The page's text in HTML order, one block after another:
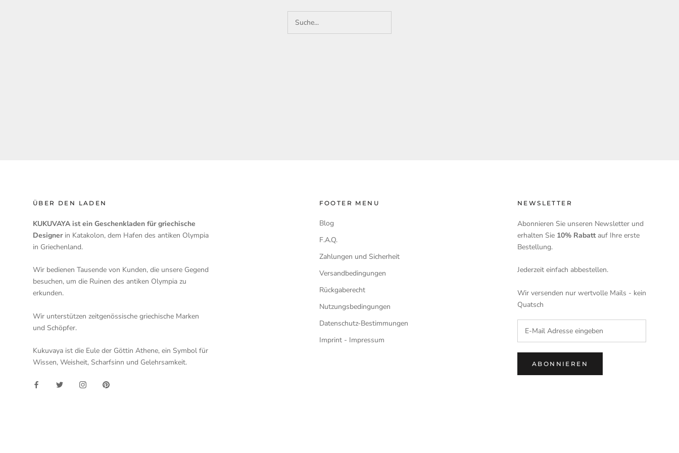
ÜBER DEN LADEN
KUKUVAYA ist ein Geschenkladen für griechische
Designerin Katakolon, dem Hafen des antiken Olympia
in Griechenland.
Wir bedienen Tausende von Kunden, die unsere Gegend
besuchen, um die Ruinen des antiken Olympia zu
erkunden.
Wir unterstützen zeitgenössische griechische Marken
und Schöpfer.
Kukuvaya ist die Eule der Göttin Athene, ein Symbol für
Wissen, Weisheit, Scharfsinn und Gelehrsamkeit.
FOOTER MENU
Blog
F.A.Q.
Zahlungen und Sicherheit
Versandbedingungen
Rückgaberecht
Nutzungsbedingungen
Datenschutz-Bestimmungen
Imprint - Impressum
NEWSLETTER
Abonnieren Sie unseren Newsletter und
erhalten Sie 10% Rabattauf Ihre erste
Bestellung.
Jederzeit einfach abbestellen.
Wir versenden nur wertvolle Mails - kein
Quatsch
ABONNIEREN